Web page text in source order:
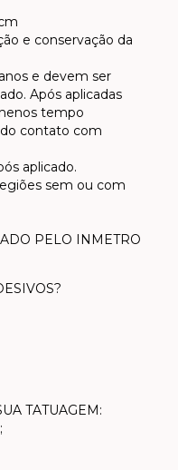
e conservação da
e devem ser
Após aplicadas
tempo
contato com
aplicado.
sem ou com
PELO INMETRO
TATUAGEM: